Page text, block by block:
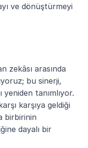
ve dönüştürmeyi
zekâsı arasında
bu sinerji,
yeniden tanımlıyor.
karşıya geldiği
birbirinin
dayalı bir